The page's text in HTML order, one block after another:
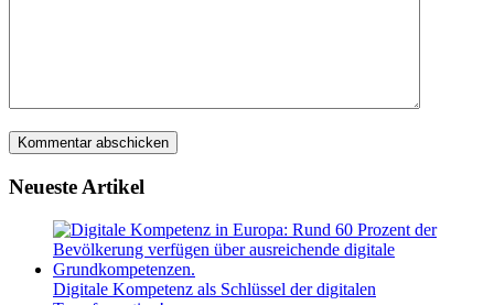
Neueste Artikel
Digitale Kompetenz als Schlüssel der digitalen